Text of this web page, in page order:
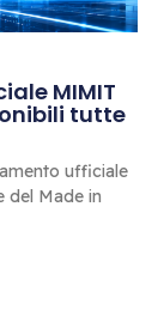
MIMIT
tutte
ufficiale
del Made in